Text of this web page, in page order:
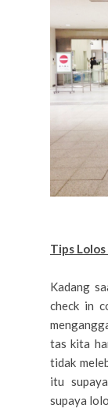
Tips
Kadang
check in
tas kita
tidak
itu
supaya